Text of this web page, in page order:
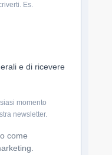
Es.
e di ricevere
momento
newsletter.
come